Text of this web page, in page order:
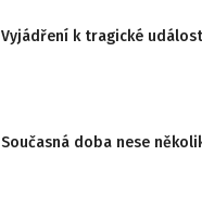
Vyjádření k tragické
Současná doba nese